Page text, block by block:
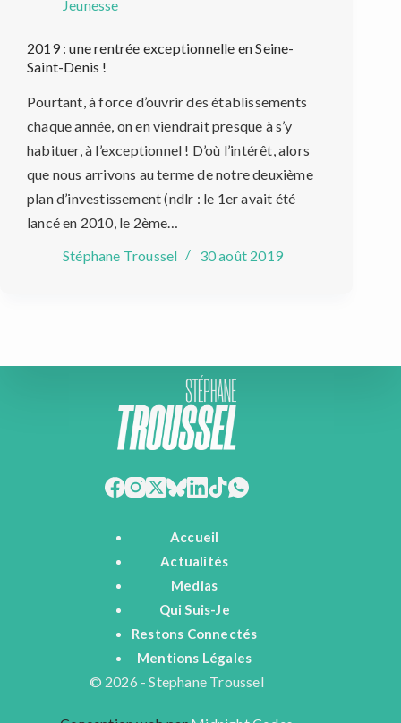
Jeunesse
2019 : une rentrée exceptionnelle en Seine-
Saint-Denis !
Pourtant, à force d’ouvrir des établissements
chaque année, on en viendrait presque à s’y
habituer, à l’exceptionnel ! D’où l’intérêt, alors
que nous arrivons au terme de notre deuxième
plan d’investissement (ndlr : le 1er avait été
lancé en 2010, le 2ème…
Stéphane Troussel
30 août 2019
Accueil
Actualités
Medias
Qui Suis-Je
Restons Connectés
Mentions Légales
© 2026 - Stephane Troussel